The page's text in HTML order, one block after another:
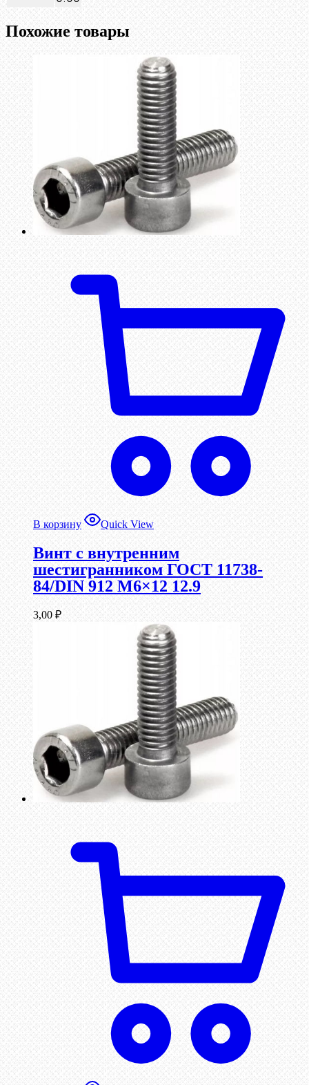
Похожие товары
В корзину Quick View
Винт c внутренним
шестигранником ГОСТ 11738-
84/DIN 912 М6×12 12.9
3,00 ₽